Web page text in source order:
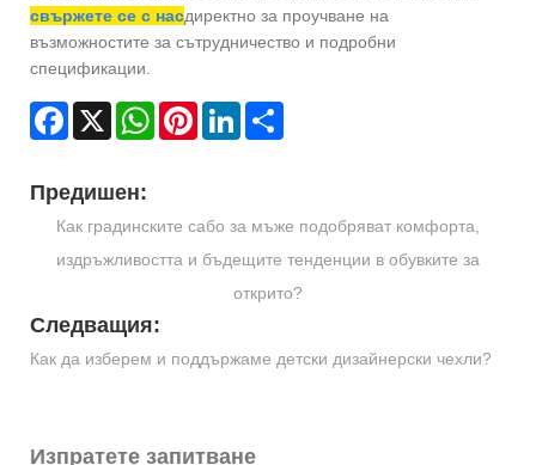
свържете се с насдиректно за проучване на
възможностите за сътрудничество и подробни
спецификации.
Facebook
X WhatsAppPinterestLinkedIn
Предишен:
Как градинските сабо за мъже подобряват комфорта,
издръжливостта и бъдещите тенденции в обувките за
открито?
Следващия:
Как да изберем и поддържаме детски дизайнерски чехли?
Изпратете запитване